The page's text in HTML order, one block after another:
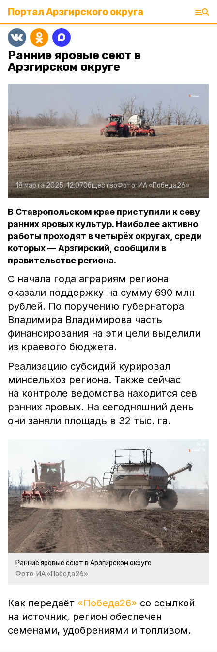
Портал Арзгирского округа
Ранние яровые сеют в
Арзгирском округе
18 марта 2025, 12:07ОбществоФото: ИА «Победа26»
В Ставропольском крае приступили к севу
ранних яровых культур. Наиболее активно
работы проходят в четырёх округах, среди
которых — Арзгирский, сообщили в
правительстве региона.
С начала года аграриям региона
оказали поддержку на сумму 690 млн
рублей. По поручению губернатора
Владимира Владимирова часть
финансирования на эти цели выделили
из краевого бюджета.
Реализацию субсидий курировал
минсельхоз региона. Также сейчас
на контроле ведомства находится сев
ранних яровых. На сегодняшний день
они заняли площадь в 32 тыс. га.
Ранние яровые сеют в Арзгирском округе
Фото: ИА «Победа26»
Как передаёт «Победа26» со ссылкой
на источник, регион обеспечен
семенами, удобрениями и топливом.